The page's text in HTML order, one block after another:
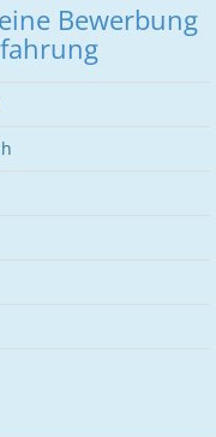
Bewerbung